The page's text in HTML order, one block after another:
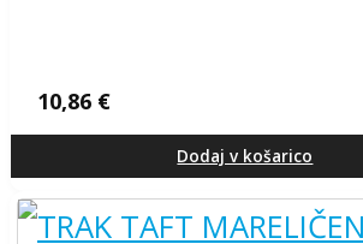
10,86 €
Dodaj v košarico